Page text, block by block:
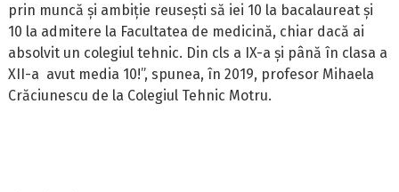
prin muncă și ambiție reusești să iei 10 la bacalaureat și
10 la admitere la Facultatea de medicină, chiar dacă ai
absolvit un colegiul tehnic. Din cls a IX-a și până în clasa a
XII-a avut media 10!”, spunea, în 2019, profesor Mihaela
Crăciunescu de la Colegiul Tehnic Motru.